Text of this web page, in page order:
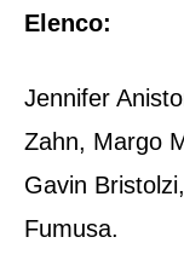
Elenco:
Jennifer
Zahn, Margo
Gavin
Fumusa.